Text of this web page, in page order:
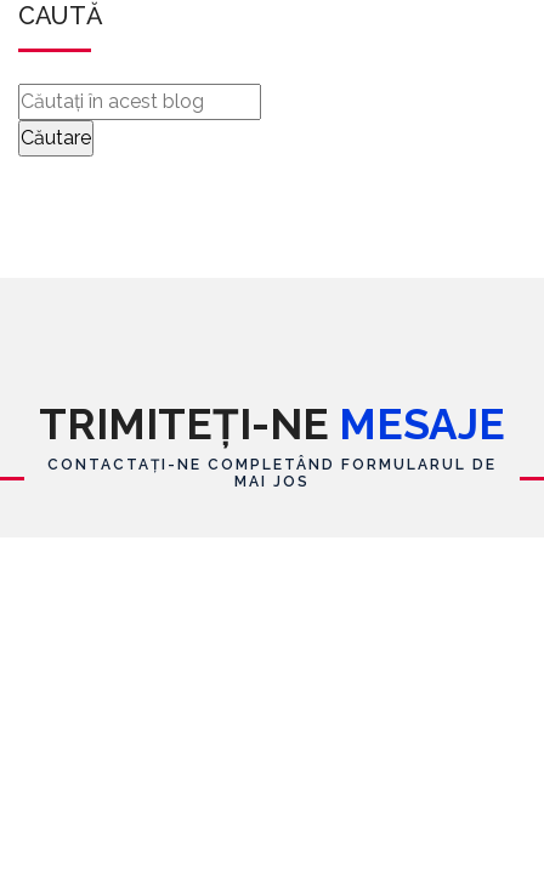
CAUTĂ
TRIMITEȚI-NE MESAJE
CONTACTAȚI-NE COMPLETÂND FORMULARUL DE
MAI JOS